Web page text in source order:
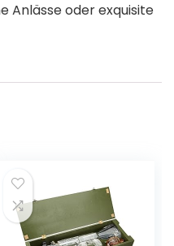
Anlässe oder exquisite